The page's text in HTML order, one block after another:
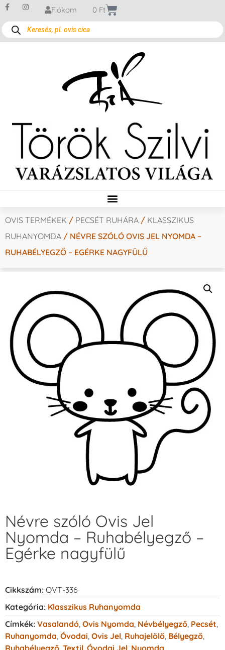
Fiókom 0 Ft
OVIS TERMÉKEK / PECSÉT RUHÁRA / KLASSZIKUS
RUHANYOMDA / NÉVRE SZÓLÓ OVIS JEL NYOMDA –
RUHABÉLYEGZŐ – EGÉRKE NAGYFÜLŰ
Névre szóló Ovis Jel
Nyomda – Ruhabélyegző –
Egérke nagyfülű
Cikkszám: OVT-336
Kategória: Klasszikus Ruhanyomda
Címkék: Vasalandó Ovis Nyomda Névbélyegző Pecsét
Ruhanyomda Óvodai Ovis Jel Ruhajelölő Bélyegző
Ruhabélyegző Textil Óvodai Jel Nyomda